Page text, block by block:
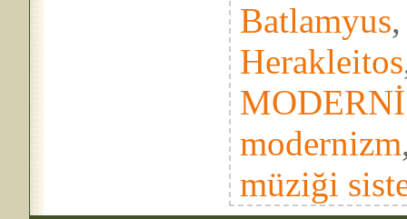
Batlamyus
Herakleitos
modernizm
müziği